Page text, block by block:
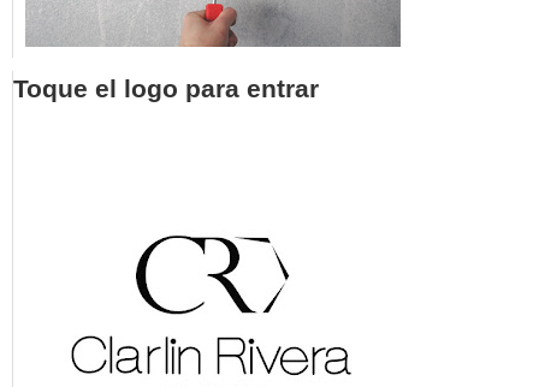
Toque el logo para entrar